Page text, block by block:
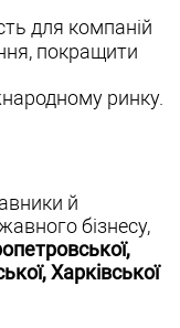
для компаній
покращити
ринку.
й
бізнесу,
Харківської